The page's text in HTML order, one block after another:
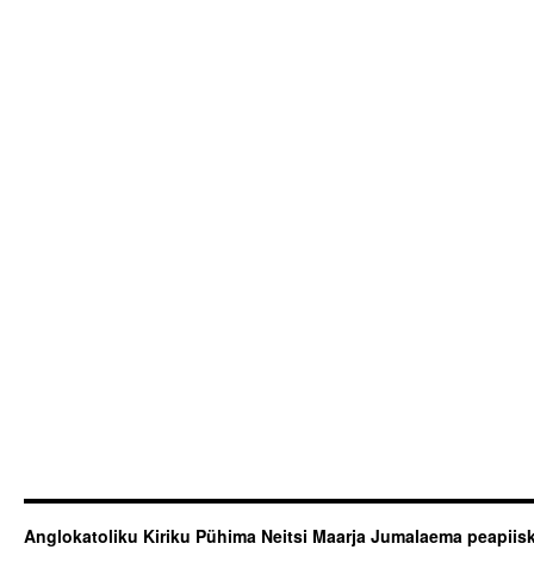
Anglokatoliku Kiriku Pühima Neitsi Maarja Jumalaema